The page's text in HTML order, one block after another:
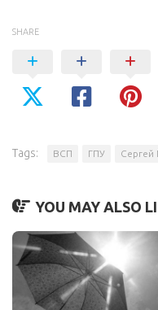
SHARE
Tags: ВСП ГПУ Сергей
YOU MAY ALSO